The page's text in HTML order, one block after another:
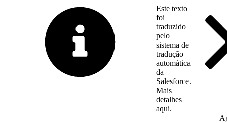
Este texto
foi
traduzido
pelo
sistema de
tradução
automática
da
Salesforce.
Mais
detalhes
aqui.